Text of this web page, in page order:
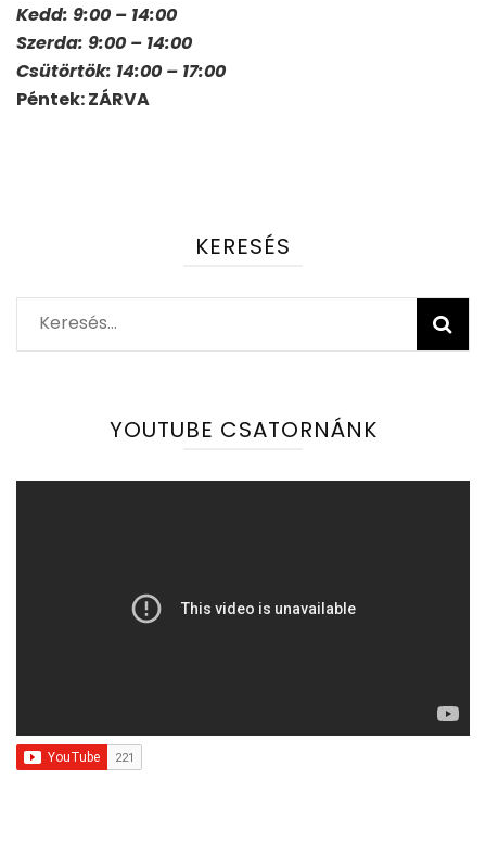
Kedd: 9:00 – 14:00
Szerda: 9:00 – 14:00
Csütörtök: 14:00 – 17:00
Péntek: ZÁRVA
KERESÉS
Keresés:
YOUTUBE CSATORNÁNK